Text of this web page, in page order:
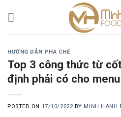
HƯỚNG DẪN PHA CHẾ
Top 3 công thức từ
định phải có cho
POSTED ON 17/10/2022 BY MINH HANH